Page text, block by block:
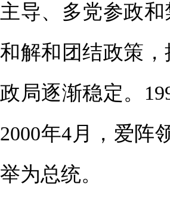
主导、多党参政
和解和团结政策
政局逐渐稳定。
2000年4月，爱阵
举为总统。